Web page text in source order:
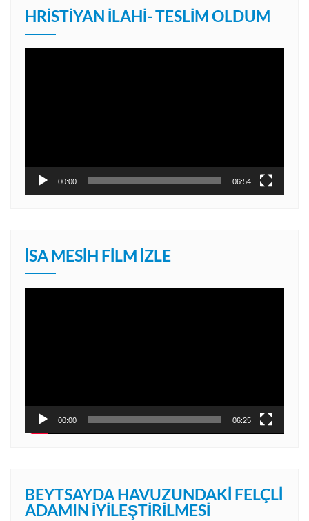
HRISTIYAN İLAHI- TESLIM OLDUM
00:00 06:54
İSA MESIH FILM İZLE
00:00 06:25
BEYTSAYDA HAVUZUNDAKI FELÇLI
ADAMIN İYILEŞTIRILMESI